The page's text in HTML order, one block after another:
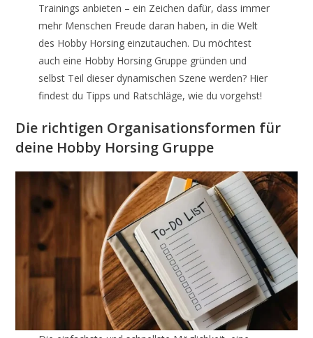
Trainings anbieten – ein Zeichen dafür, dass immer
mehr Menschen Freude daran haben, in die Welt
des Hobby Horsing einzutauchen. Du möchtest
auch eine Hobby Horsing Gruppe gründen und
selbst Teil dieser dynamischen Szene werden? Hier
findest du Tipps und Ratschläge, wie du vorgehst!
Die richtigen Organisationsformen für
deine Hobby Horsing Gruppe